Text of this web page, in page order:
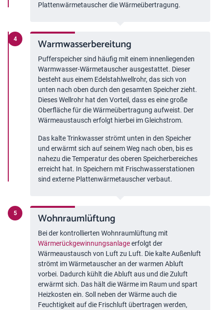
Plattenwärmetauscher die Wärmeübertragung.
Warmwasserbereitung
Pufferspeicher sind häufig mit einem innenliegenden
Warmwasser-Wärmetauscher ausgestattet. Dieser
besteht aus einem Edelstahlwellrohr, das sich von
unten nach oben durch den gesamten Speicher zieht.
Dieses Wellrohr hat den Vorteil, dass es eine große
Oberfläche für die Wärmeübertragung aufweist. Der
Wärmeaustausch erfolgt hierbei im Gleichstrom.
Das kalte Trinkwasser strömt unten in den Speicher
und erwärmt sich auf seinem Weg nach oben, bis es
nahezu die Temperatur des oberen Speicherbereiches
erreicht hat. In Speichern mit Frischwasserstationen
sind externe Plattenwärmetauscher verbaut.
Wohnraumlüftung
Bei der kontrollierten Wohnraumlüftung mit
Wärmerückgewinnungsanlageerfolgt der
Wärmeaustausch von Luft zu Luft. Die kalte Außenluft
strömt im Wärmetauscher an der warmen Abluft
vorbei. Dadurch kühlt die Abluft aus und die Zuluft
erwärmt sich. Das hält die Wärme im Raum und spart
Heizkosten ein. Soll neben der Wärme auch die
Feuchtigkeit auf die Frischluft übertragen werden,